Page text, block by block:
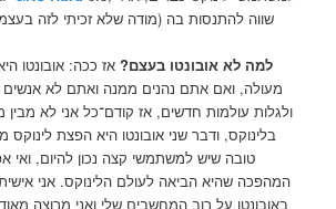
שווה להתנסות בה (מודה שלא זכיתי לזה
למה לא אובונטו בעצם? אז ככה: אובונטו
מעולה, ואם אתם נהנים ממנה ואתם לא אנשים
ולגלות עולמות חדשים, אז קודם־כל אני לא
בלינוקס, ודבר שני אובונטו היא הפצת לינוקס
טובה שיש למשתמשי קצה נכון להיום,
המהפכה שהיא הביאה לעולם הלינוקס. אני
באובונטו על רוב המחשבים שלי ואני מרוצה